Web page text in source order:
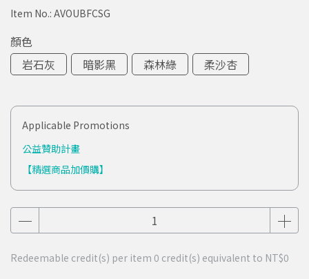
Item No.: AVOUBFCSG
顏色
岩石灰
暗影黑 森林綠 柔沙杏
Applicable Promotions
公益贊助計畫
【精選商品加價購】
Redeemable credit(s) per item 0 credit(s) equivalent to NT$0